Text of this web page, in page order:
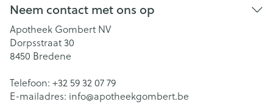
Neem contact met ons op
Apotheek Gombert NV
Dorpsstraat 30
8450 Bredene
Telefoon: +32 59 32 07 79
E-mailadres: info@apotheekgombert.be